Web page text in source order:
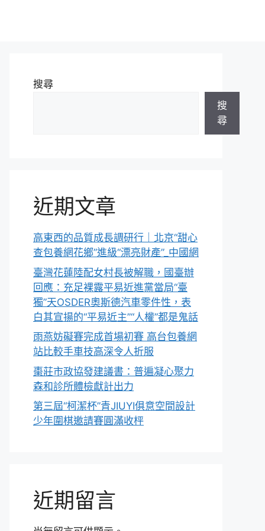
搜尋
搜
尋
近期文章
高東西的品質成長調研行｜北京“甜心
查包養網花鄉”進級“漂亮財產”_中國網
臺灣花蓮陸配女村長被解職，國臺辦
回應：充足裸露平易近進黨當局“臺
獨”天OSDER奧斯德汽車零件性，表
白其宣揚的“平易近主”“人權”都是鬼話
雨燕妨礙賽完成首場初賽 高台包養網
站比較手車技高深令人折服
棗莊市政協發建議書：普遍凝心聚力
森和診所體檢獻計出力
第三屆“柯潔杯”青JIUYI俱意空間設計
少年圍棋邀請賽圓滿收枰
近期留言